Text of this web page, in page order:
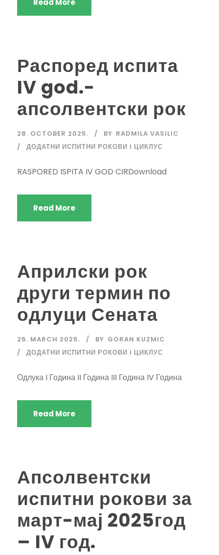
Read More
Распоред испита
IV god.-
апсолвентски рок
28. OCTOBER 2025. BY RADMILA VASILIC
ДОДАТНИ ИСПИТНИ РОКОВИ I ЦИКЛУС
RASPORED ISPITA IV GOD CIRDownload
Read More
Априлски рок
други термин по
одлуци Сената
25. MARCH 2025. BY GORAN KUZMIC
ДОДАТНИ ИСПИТНИ РОКОВИ I ЦИКЛУС
Одлука I Година II Година III Година IV Година
Read More
Апсолвентски
испитни рокови за
март-мај 2025год
– IV год.